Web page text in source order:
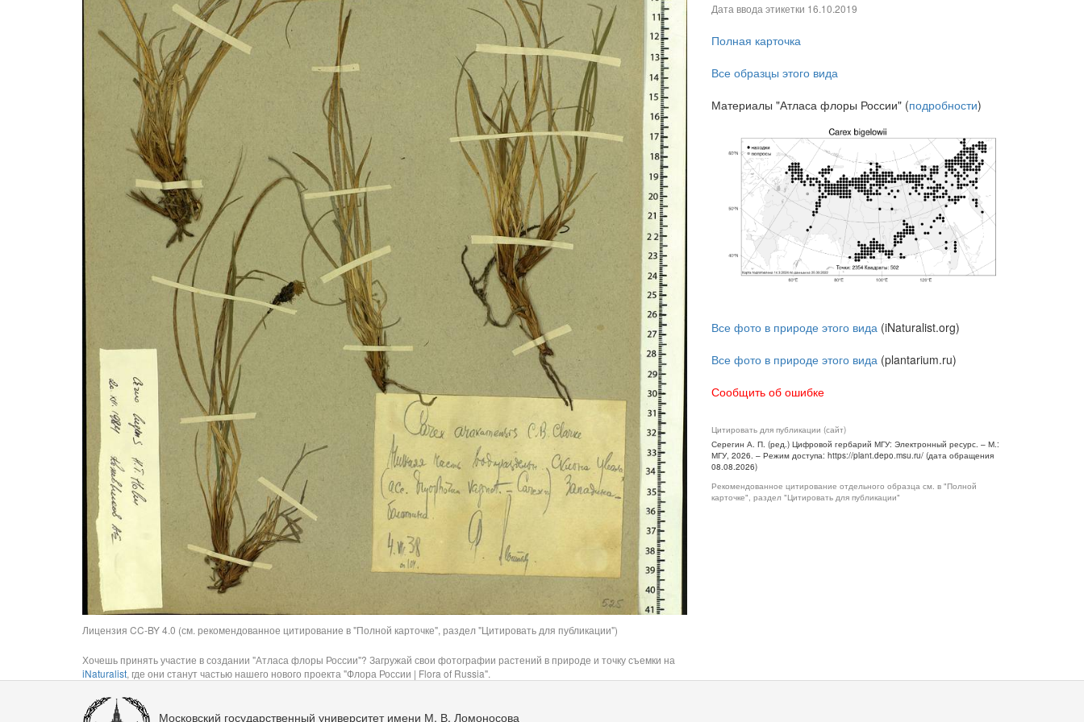
Лицензия CC-BY 4.0 (см. рекомендованное цитирование в "Полной карточке", раздел "Цитировать для публикации")
Хочешь принять участие в создании "Атласа флоры России"? Загружай свои фотографии растений в природе и точку съемки на
iNaturalist, где они станут частью нашего нового проекта "Флора России | Flora of Russia".
Дата ввода этикетки 16.10.2019
Полная карточка
Все образцы этого вида
Материалы "Атласа флоры России" (подробности)
Все фото в природе этого вида (iNaturalist.org)
Все фото в природе этого вида (plantarium.ru)
Сообщить об ошибке
Цитировать для публикации (сайт)
Серегин А. П. (ред.) Цифровой гербарий МГУ: Электронный ресурс. – М.:
МГУ, 2026. – Режим доступа: https://plant.depo.msu.ru/ (дата обращения
08.08.2026)
Рекомендованное цитирование отдельного образца см. в "Полной
карточке", раздел "Цитировать для публикации"
Московский государственный университет имени М. В. Ломоносова